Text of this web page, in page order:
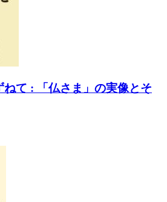
て : 「仏さま」の実像とそ